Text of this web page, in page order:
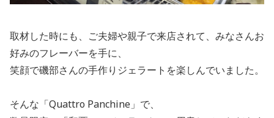
取材した時にも、ご夫婦や親子で来店されて、みなさんお
好みのフレーバーを手に、
笑顔で磯部さんの手作りジェラートを楽しんでいました。
そんな「Quattro Panchine」で、